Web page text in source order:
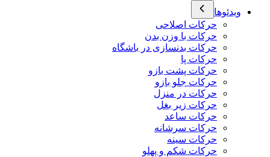
ویدئوها
حرکات اصلاحی
حرکات با وزن بدن
حرکات بدنسازی در باشگاه
حرکات پا
حرکات پشت بازو
حرکات جلو بازو
حرکات در منزل
حرکات زیر بغل
حرکات ساعد
حرکات سرشانه
حرکات سینه
حرکات شکم و پهلو